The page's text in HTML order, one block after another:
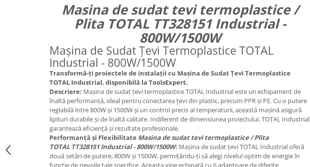
Masina de sudat tevi termoplastice /
Plita TOTAL TT328151 Industrial -
800W/1500W
Mașina de Sudat Țevi Termoplastice TOTAL
Industrial - 800W/1500W
Transformă-ți proiectele de instalații cu Mașina de Sudat Țevi Termoplastice
TOTAL Industrial, disponibilă la ToolsExpert.
Descriere: Mașina de sudat țevi termoplastice TOTAL Industrial este un echipament de
înaltă performanță, ideal pentru conectarea țevi din plastic, precum PPR și PE. Cu o putere
reglabilă între 800W și 1500W și un control precis al temperaturii, această mașină asigură
lipituri durabile și de înaltă calitate. Indiferent de dimensiunea proiectului, TOTAL Industrial
garantează eficiență și rezultate profesionale.
Performanță și Flexibilitate Masina de sudat tevi termoplastice / Plita
TOTAL TT328151 Industrial - 800W/1500W: Mașina de sudat țevi TOTAL Industrial oferă
două setări de putere, 800W și 1500W, permițându-ți să alegi nivelul optim de energie în
funcție de nevoile tale specifice. Aceasta vine echipată cu 6 adaptoare de diferite